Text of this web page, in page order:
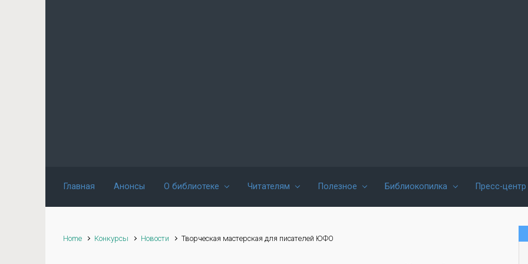
Главная Анонсы О библиотеке Читателям Полезное Библиокопилка Пресс-центр
Home Конкурсы Новости Творческая мастерская для писателей ЮФО